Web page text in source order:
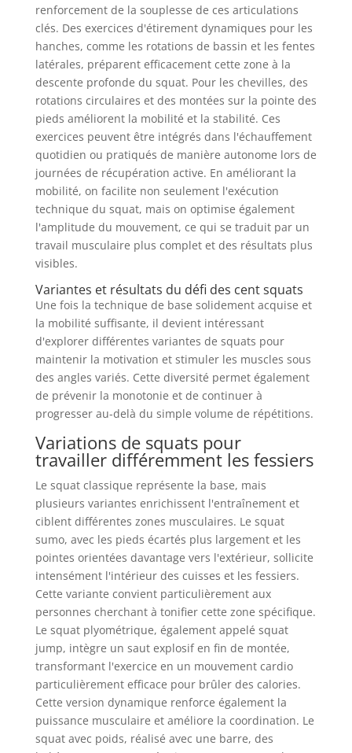
renforcement de la souplesse de ces articulations
clés. Des exercices d'étirement dynamiques pour les
hanches, comme les rotations de bassin et les fentes
latérales, préparent efficacement cette zone à la
descente profonde du squat. Pour les chevilles, des
rotations circulaires et des montées sur la pointe des
pieds améliorent la mobilité et la stabilité. Ces
exercices peuvent être intégrés dans l'échauffement
quotidien ou pratiqués de manière autonome lors de
journées de récupération active. En améliorant la
mobilité, on facilite non seulement l'exécution
technique du squat, mais on optimise également
l'amplitude du mouvement, ce qui se traduit par un
travail musculaire plus complet et des résultats plus
visibles.
Variantes et résultats du défi des cent squats
Une fois la technique de base solidement acquise et
la mobilité suffisante, il devient intéressant
d'explorer différentes variantes de squats pour
maintenir la motivation et stimuler les muscles sous
des angles variés. Cette diversité permet également
de prévenir la monotonie et de continuer à
progresser au-delà du simple volume de répétitions.
Variations de squats pour
travailler différemment les fessiers
Le squat classique représente la base, mais
plusieurs variantes enrichissent l'entraînement et
ciblent différentes zones musculaires. Le squat
sumo, avec les pieds écartés plus largement et les
pointes orientées davantage vers l'extérieur, sollicite
intensément l'intérieur des cuisses et les fessiers.
Cette variante convient particulièrement aux
personnes cherchant à tonifier cette zone spécifique.
Le squat plyométrique, également appelé squat
jump, intègre un saut explosif en fin de montée,
transformant l'exercice en un mouvement cardio
particulièrement efficace pour brûler des calories.
Cette version dynamique renforce également la
puissance musculaire et améliore la coordination. Le
squat avec poids, réalisé avec une barre, des